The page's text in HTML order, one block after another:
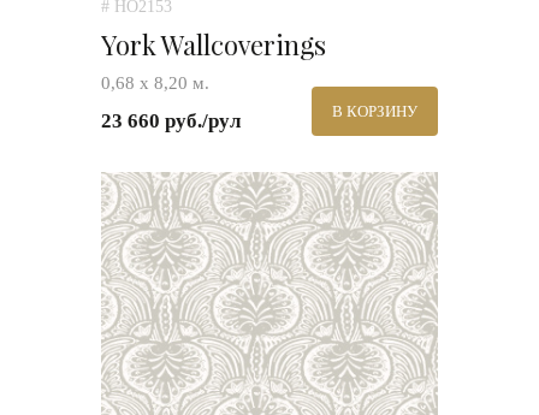
# HO2153
York Wallcoverings
0,68 х 8,20 м.
23 660 руб./рул В КОРЗИНУ